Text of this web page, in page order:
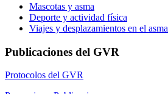
Mascotas y asma
Deporte y actividad física
Viajes y desplazamientos en el asma
Publicaciones del GVR
Protocolos del GVR